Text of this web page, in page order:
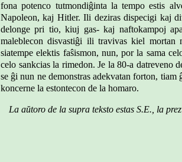
fona potenco tutmondiĝinta la tempoestis
Napoleon, kaj Hitler. Ili deziras dispecigi kaj
delonge pri tio, kiuj gas- kaj naftokampoj
maleblecon disvastiĝi ili travivas kiel
siatempe elektis faŝismon, nun, por la sama
celo sankcias la rimedon. Je la 80-a
se ĝi nun ne demonstras adekvatan forton,
koncerne la estontecon de la homaro.
La aŭtoro de la supra teksto estas S.E., la